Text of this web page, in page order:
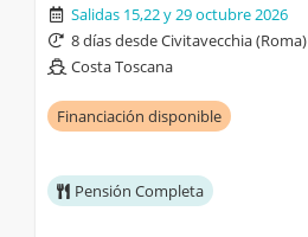
Salidas 15,22 y 29 octubre 2026
8 días desde Civitavecchia (Roma)
Costa Toscana
Financiación disponible
Pensión Completa